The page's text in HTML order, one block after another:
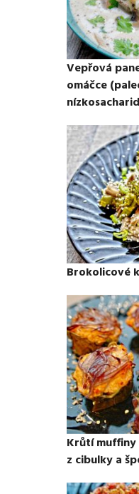
Vepřová
omáčce
Brokolicové
Krůtí muffiny
z cibulky a